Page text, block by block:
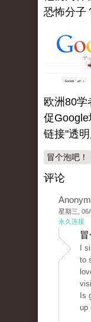
恐怖分子
欧洲80学
促Google
链接"透
冒个泡吧！
评论
星期三,
永久连接
I
to
Is
up